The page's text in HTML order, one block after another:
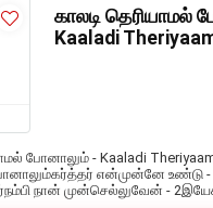
காலடி தெரியாமல்
Kaaladi
போனாலும் - Kaaladi
என்முன்னே உண்டு -
நான் முன்செல்லுவேன் -